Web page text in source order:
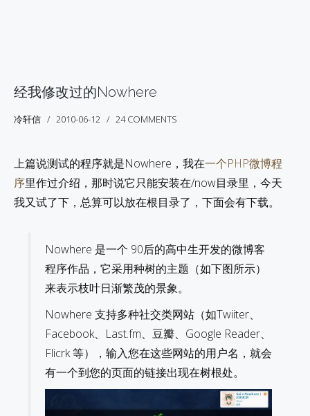
经我修改过的Nowhere
冷轩信 2010-06-12 24 COMMENTS
上篇说测试的程序就是Nowhere，我在一个PHP微博程
序里作过介绍，那时说它只能安装在/now目录里，今天
我又试了下，总算可以放在根目录了，下面会有下载。
Nowhere 是一个 90后的高中生开发的微博客
程序作品，它采用种树的主题（如下图所示）
来表示枝叶日渐繁茂的景象。
Nowhere 支持多种社交类网站（如Twiiter、
Facebook、Last.fm、豆瓣、Google Reader、
Flicrk 等），输入您在这些网站的用户名，就会
有一个到您的页面的链接出现在树根处。